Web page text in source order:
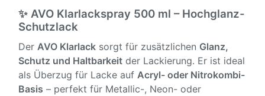
✨ AVO Klarlackspray 500 ml – Hochglanz-
Schutzlack
Der AVO Klarlack sorgt für zusätzlichen Glanz,
Schutz und Haltbarkeit der Lackierung. Er ist ideal
als Überzug für Lacke auf Acryl- oder Nitrokombi-
Basis – perfekt für Metallic-, Neon- oder